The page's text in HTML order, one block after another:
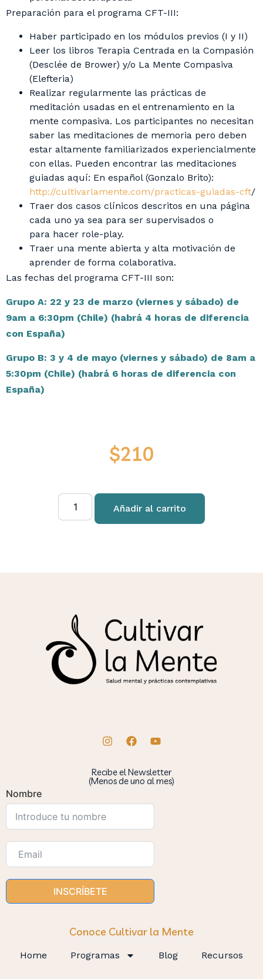
Preparación para el programa CFT-III:
Haber participado en los módulos previos (I y II)
Leer los libros Terapia Centrada en la Compasión
(Desclée de Brower) y/o La Mente Compasiva
(Elefteria)
Realizar regularmente las prácticas de
meditación usadas en el entrenamiento en la
mente compasiva. Los participantes no necesitan
saber las meditaciones de memoria pero deben
estar altamente familiarizados experiencialmente
con ellas. Pueden encontrar las meditaciones
guiadas aquí: En español (Gonzalo Brito):
http://cultivarlamente.com/practicas-guiadas-cft/
Traer dos casos clínicos descritos en una página
cada uno ya sea para ser supervisados o
para hacer role-play.
Traer una mente abierta y alta motivación de
aprender de forma colaborativa.
Las fechas del programa CFT-III son:
Grupo A: 22 y 23 de marzo (viernes y sábado) de
9am a 6:30pm (Chile) (habrá 4 horas de diferencia
con España)
Grupo B: 3 y 4 de mayo (viernes y sábado) de 8am a
5:30pm (Chile) (habrá 6 horas de diferencia con
España)
$210
Añadir al carrito
Recibe el Newsletter
(Menos de uno al mes)
Nombre
INSCRÍBETE
Conoce Cultivar la Mente
Home Programas Blog Recursos